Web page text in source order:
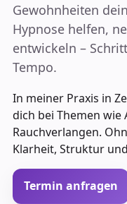
Gewohnheiten
Hypnose helfen,
entwickeln –
Tempo.
In meiner Praxis in
dich bei Themen wie
Rauchverlangen.
Klarheit, Struktur
Termin anfragen